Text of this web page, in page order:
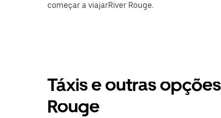
começar a viajarRiver Rouge.
Táxis e outras
Rouge